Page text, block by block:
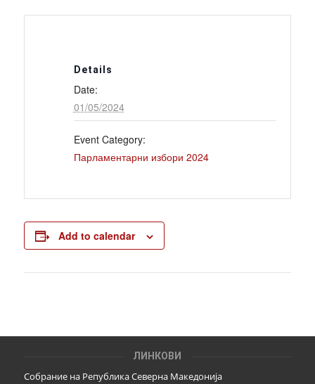
Details
Date:
01/05/2024
Event Category:
Парламентарни избори 2024
Add to calendar
ЛИНКОВИ
Собрание на Република Северна Македонија